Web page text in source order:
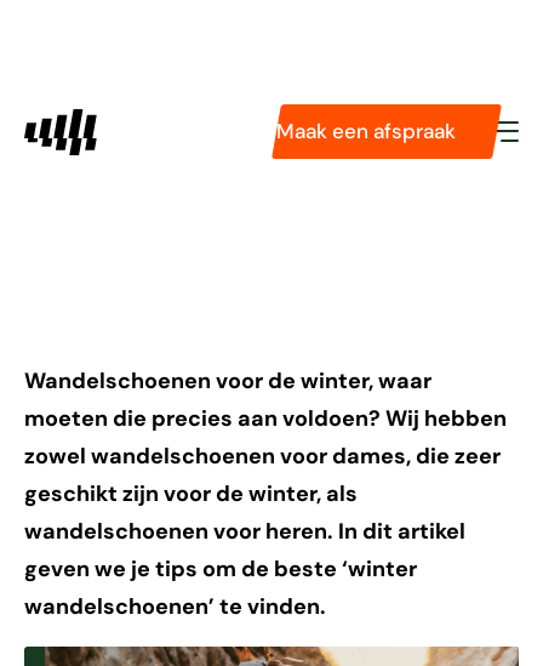
Podologie
Tarieven
Maak een afspraak
Wat zijn de beste
Wandelschoenen voor de winter, waar
moeten die precies aan voldoen? Wij hebben
zowel wandelschoenen voor dames, die zeer
geschikt zijn voor de winter, als
wandelschoenen voor heren. In dit artikel
geven we je tips om de beste ‘winter
wandelschoenen’ te vinden.